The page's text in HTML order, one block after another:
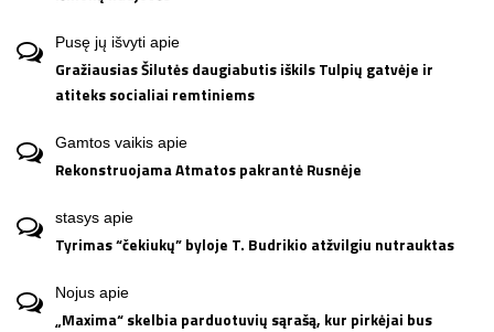
Pusę jų išvyti apie
Gražiausias Šilutės daugiabutis iškils Tulpių gatvėje ir
atiteks socialiai remtiniems
Gamtos vaikis apie
Rekonstruojama Atmatos pakrantė Rusnėje
stasys apie
Tyrimas “čekiukų” byloje T. Budrikio atžvilgiu nutrauktas
Nojus apie
„Maxima“ skelbia parduotuvių sąrašą, kur pirkėjai bus